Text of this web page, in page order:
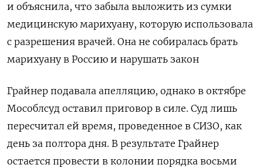
и объяснила, что забыла выложить из сумки
медицинскую марихуану, которую использовала
с разрешения врачей. Она не собиралась брать
марихуану в Россию и нарушать закон
Грайнер подавала апелляцию, однако в октябре
Мособлсуд оставил приговор в силе. Суд лишь
пересчитал ей время, проведенное в СИЗО, как
день за полтора дня. В результате Грайнер
остается провести в колонии порядка восьми